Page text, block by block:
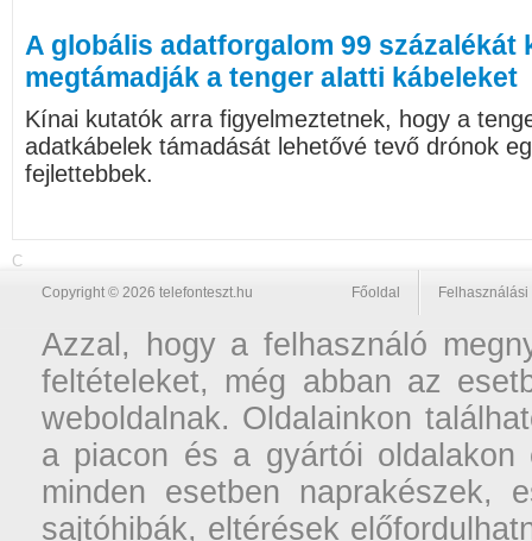
A globális adatforgalom 99 százalékát
megtámadják a tenger alatti kábeleket
Kínai kutatók arra figyelmeztetnek, hogy a
adatkábelek támadását lehetővé tevő drónok
fejlettebbek.
C
Copyright © 2026 telefonteszt.hu Főoldal
Azzal, hogy a felhasználó
feltételeket, még abban az
weboldalnak. Oldalainkon
a piacon és a gyártói oldalakon
minden esetben naprakészek,
sajtóhibák, eltérések